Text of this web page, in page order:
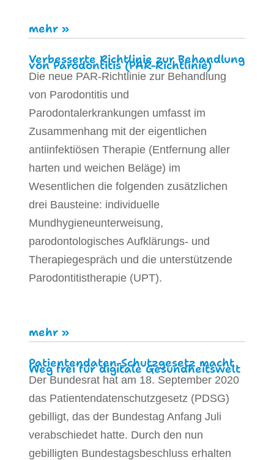
mehr »
Verbesserte Richtlinie zur Behandlung
von Parodontitis (PAR-Richtlinie)
Die neue PAR-Richtlinie zur Behandlung
von Parodontitis und
Parodontalerkrankungen umfasst im
Zusammenhang mit der eigentlichen
antiinfektiösen Therapie (Entfernung aller
harten und weichen Beläge) im
Wesentlichen die folgenden zusätzlichen
drei Bausteine: individuelle
Mundhygieneunterweisung,
parodontologisches Aufklärungs- und
Therapiegespräch und die unterstützende
Parodontitistherapie (UPT).
mehr »
Patientendaten-Schutzgesetz macht
Weg frei für digitale Gesundheitswelt
Der Bundesrat hat am 18. September 2020
das Patientendatenschutzgesetz (PDSG)
gebilligt, das der Bundestag Anfang Juli
verabschiedet hatte. Durch den nun
gebilligten Bundestagsbeschluss erhalten